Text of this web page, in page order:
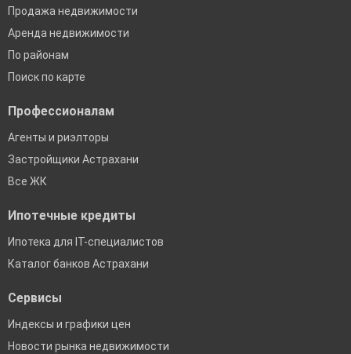
Продажа недвижимости
Аренда недвижимости
По районам
Поиск по карте
Профессионалам
Агенты и риэлторы
Застройщики Астрахани
Все ЖК
Ипотечные кредиты
Ипотека для IT-специалистов
Каталог банков Астрахани
Сервисы
Индексы и графики цен
Новости рынка недвижимости